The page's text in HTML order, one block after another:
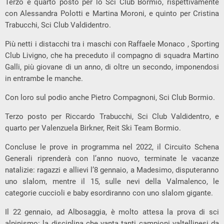
Terzo e quarto posto per lo Sci Club Bormio, rispettivamente
con Alessandra Polotti e Martina Moroni, e quinto per Cristina
Trabucchi, Sci Club Valdidentro.
Più netti i distacchi tra i maschi con Raffaele Monaco , Sporting
Club Livigno, che ha preceduto il compagno di squadra Martino
Galli, più giovane di un anno, di oltre un secondo, imponendosi
in entrambe le manche.
Con loro sul podio anche Pietro Compagnoni, Sci Club Bormio.
Terzo posto per Riccardo Trabucchi, Sci Club Valdidentro, e
quarto per Valenzuela Birkner, Reit Ski Team Bormio.
Concluse le prove in programma nel 2022, il Circuito Schena
Generali riprenderà con l’anno nuovo, terminate le vacanze
natalizie: ragazzi e allievi l’8 gennaio, a Madesimo, disputeranno
uno slalom, mentre il 15, sulle nevi della Valmalenco, le
categorie cuccioli e baby esordiranno con uno slalom gigante.
Il 22 gennaio, ad Albosaggia, è molto attesa la prova di sci